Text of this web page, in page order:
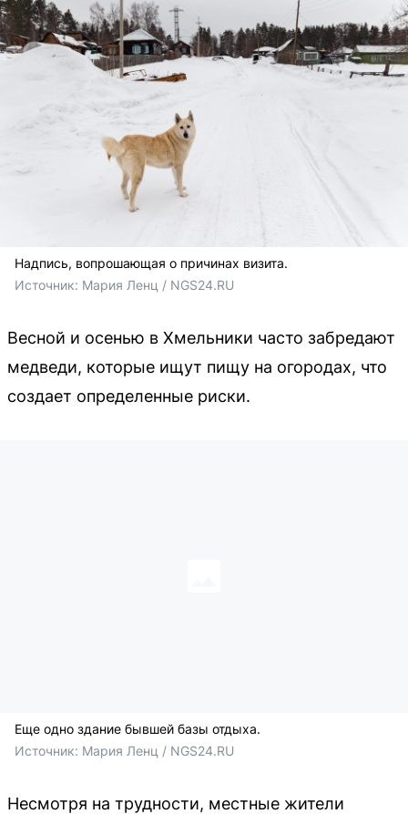
Надпись, вопрошающая о причинах визита.
Источник: Мария Ленц / NGS24.RU
Весной и осенью в Хмельники часто забредают
медведи, которые ищут пищу на огородах, что
создает определенные риски.
Еще одно здание бывшей базы отдыха.
Источник: Мария Ленц / NGS24.RU
Несмотря на трудности, местные жители